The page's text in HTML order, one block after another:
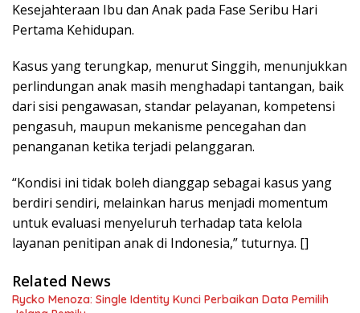
Kesejahteraan Ibu dan Anak pada Fase Seribu Hari
Pertama Kehidupan.
Kasus yang terungkap, menurut Singgih, menunjukkan
perlindungan anak masih menghadapi tantangan, baik
dari sisi pengawasan, standar pelayanan, kompetensi
pengasuh, maupun mekanisme pencegahan dan
penanganan ketika terjadi pelanggaran.
“Kondisi ini tidak boleh dianggap sebagai kasus yang
berdiri sendiri, melainkan harus menjadi momentum
untuk evaluasi menyeluruh terhadap tata kelola
layanan penitipan anak di Indonesia,” tuturnya. []
Related News
Rycko Menoza: Single Identity Kunci Perbaikan Data Pemilih